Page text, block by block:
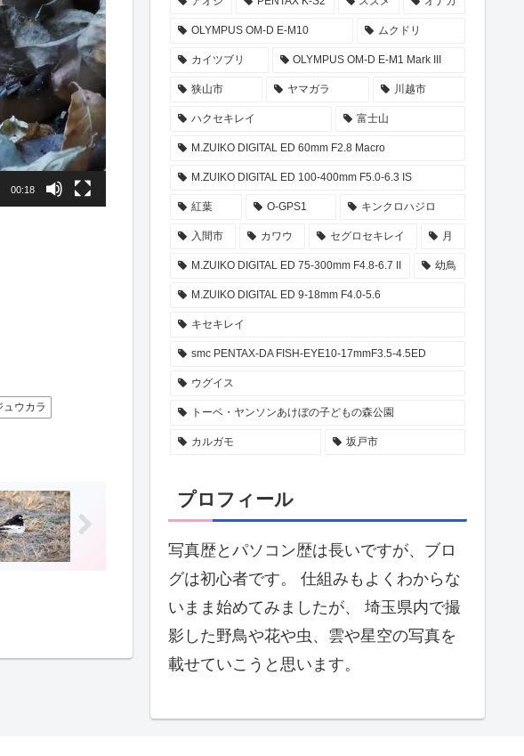
00:18
ュウカラ
OLYMPUS OM-D E-M10 ムクドリ
カイツブリ OLYMPUS OM-D E-M1 Mark III
狭山市 ヤマガラ 川越市
ハクセキレイ 富士山
M.ZUIKO DIGITAL ED 60mm F2.8 Macro
M.ZUIKO DIGITAL ED 100-400mm F5.0-6.3 IS
紅葉 O-GPS1 キンクロハジロ
入間市 カワウ セグロセキレイ 月
M.ZUIKO DIGITAL ED 75-300mm F4.8-6.7 II 幼鳥
M.ZUIKO DIGITAL ED 9-18mm F4.0-5.6
キセキレイ
smc PENTAX-DA FISH-EYE10-17mmF3.5-4.5ED
ウグイス
トーベ・ヤンソンあけぼの子どもの森公園
カルガモ 坂戸市
プロフィール
写真歴とパソコン歴は長いですが、ブロ
グは初心者です。 仕組みもよくわからな
いまま始めてみましたが、 埼玉県内で撮
影した野鳥や花や虫、雲や星空の写真を
載せていこうと思います。